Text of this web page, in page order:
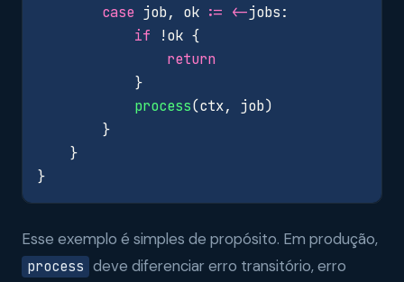
case job, ok := <-jobs:
if
!ok {
return
}
process(ctx, job)
}
}
}
Esse exemplo é simples de propósito. Em produção,
process deve diferenciar erro transitório, erro